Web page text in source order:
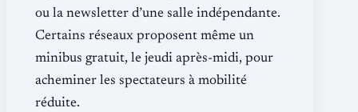
ou la newsletter d’une salle indépendante.
Certains réseaux proposent même un
minibus gratuit, le jeudi après-midi, pour
acheminer les spectateurs à mobilité
réduite.